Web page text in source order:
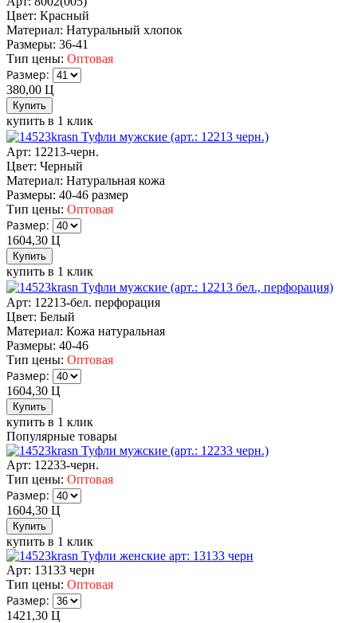
Цвет: Красный
Материал: Натуральный хлопок
Размеры: 36-41
Тип цены: Оптовая
Размер:
380,00 Ц
купить в 1 клик
Туфли мужские (арт.: 12213 черн.)
Арт: 12213-черн.
Цвет: Черный
Материал: Натуральная кожа
Размеры: 40-46 размер
Тип цены: Оптовая
Размер:
1604,30 Ц
купить в 1 клик
Туфли мужские (арт.: 12213 бел., перфорация)
Арт: 12213-бел. перфорация
Цвет: Белый
Материал: Кожа натуральная
Размеры: 40-46
Тип цены: Оптовая
Размер:
1604,30 Ц
купить в 1 клик
Популярные товары
Туфли мужские (арт.: 12233 черн.)
Арт: 12233-черн.
Тип цены: Оптовая
Размер:
1604,30 Ц
купить в 1 клик
Туфли женские арт: 13133 черн
Арт: 13133 черн
Тип цены: Оптовая
Размер:
1421,30 Ц